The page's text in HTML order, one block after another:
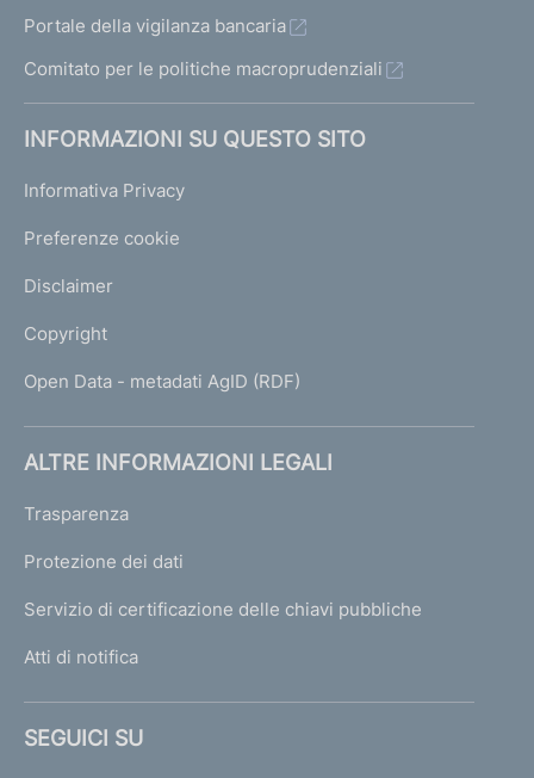
Portale della vigilanza bancaria
Comitato per le politiche macroprudenziali
INFORMAZIONI SU QUESTO SITO
Informativa Privacy
Preferenze cookie
Disclaimer
Copyright
Open Data - metadati AgID (RDF)
ALTRE INFORMAZIONI LEGALI
Trasparenza
Protezione dei dati
Servizio di certificazione delle chiavi pubbliche
Atti di notifica
SEGUICI SU